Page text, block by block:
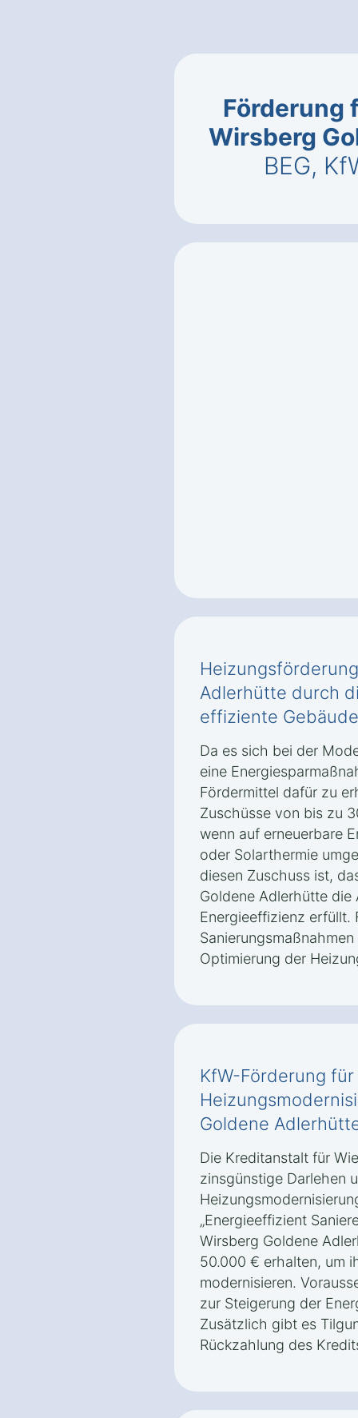
Förderung
Wirsberg
BEG,
Adlerhütte durch
effiziente
Da es sich bei der
eine
Fördermittel dafür zu
Zuschüsse von bis zu
wenn auf erneuerbare
oder Solarthermie
diesen Zuschuss ist,
Goldene Adlerhütte die
Energieeffizienz erfüllt.
Optimierung der
KfW-Förderung für
Goldene
Die Kreditanstalt für
zinsgünstige Darlehen
„Energieeffizient
Wirsberg Goldene
50.000 € erhalten, um
modernisieren.
zur Steigerung der
Zusätzlich gibt es
Rückzahlung des